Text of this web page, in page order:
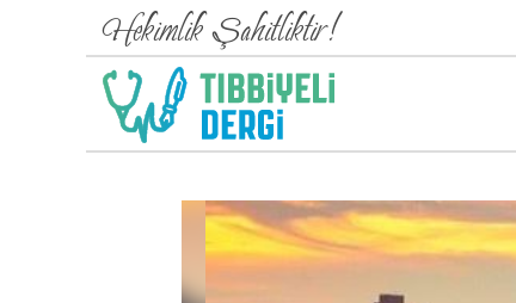
Hekimlik Şahitliktir!